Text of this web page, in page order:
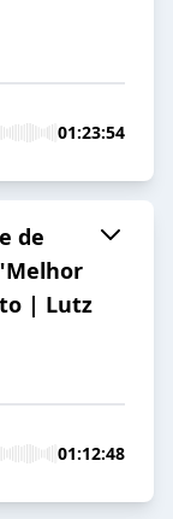
01:23:54
de
| Lutz
01:12:48